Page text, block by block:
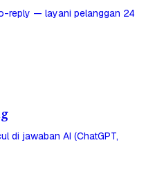
reply — layani pelanggan 24
di jawaban AI (ChatGPT,